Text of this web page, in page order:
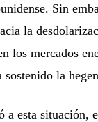
Sin
la
los mercados
la
a esta situación,